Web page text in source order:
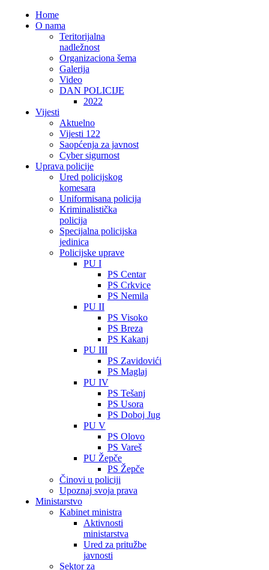
Home
O nama
Teritorijalna
nadležnost
Organizaciona šema
Galerija
Video
DAN POLICIJE
2022
Vijesti
Aktuelno
Vijesti 122
Saopćenja za javnost
Cyber sigurnost
Uprava policije
Ured policijskog
komesara
Uniformisana policija
Kriminalistička
policija
Specijalna policijska
jedinica
Policijske uprave
PU I
PS Centar
PS Crkvice
PS Nemila
PU II
PS Visoko
PS Breza
PS Kakanj
PU III
PS Zavidovići
PS Maglaj
PU IV
PS Tešanj
PS Usora
PS Doboj Jug
PU V
PS Olovo
PS Vareš
PU Žepče
PS Žepče
Činovi u policiji
Upoznaj svoja prava
Ministarstvo
Kabinet ministra
Aktivnosti
ministarstva
Ured za pritužbe
javnosti
Sektor za